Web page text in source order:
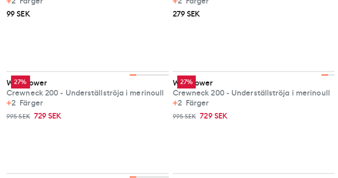
99 SEK
279 SEK
27%
Woolpower
Crewneck 200 - Underställströja i merinoull
2 Färger
995 SEK 729 SEK
27%
Woolpower
Crewneck 200 - Underställströja i merinoull
2 Färger
995 SEK 729 SEK